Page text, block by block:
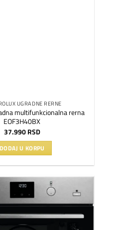
UGRADNE RERNE
multifunkcionalna rerna
EOF3H40BX
37.990RSD
DODAJ U KORPU
Dodaj
na
listu
želja